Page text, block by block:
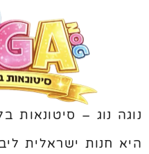
נוגה נוג – סיטונאות
היא חנות ישראלית